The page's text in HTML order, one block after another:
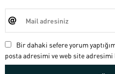
Bir dahaki sefere yorum
posta adresimi ve web site adresimi